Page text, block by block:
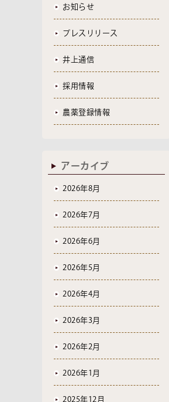
お知らせ
プレスリリース
井上通信
採用情報
農薬登録情報
アーカイブ
2026年8月
2026年7月
2026年6月
2026年5月
2026年4月
2026年3月
2026年2月
2026年1月
2025年12月